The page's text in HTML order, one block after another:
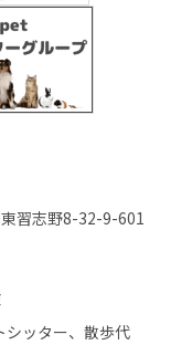
習志野8-32-9-601
シッター、散歩代